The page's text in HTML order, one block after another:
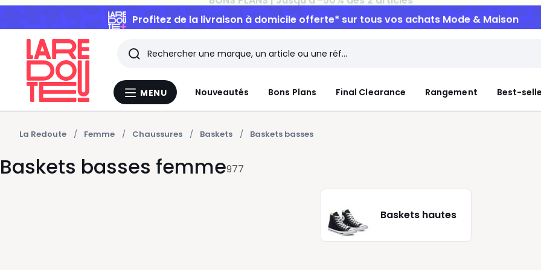
Profitez de la livraison à domicile offerte* sur tous vos achats Mode & Maison
Menu
MENU Nouveautés Bons Plans Final Clearance Rangement Best-
Rechercher
Les
derniers
articles
consultés
La Redoute Femme Chaussures Baskets Baskets basses
Baskets basses femme977
Baskets hautes